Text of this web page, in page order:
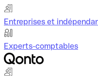
Entreprises et
Experts-comptables